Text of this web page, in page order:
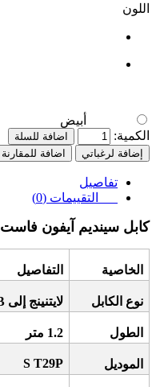
اللون
أبيض
الكمية:
اضافة للسلة
إضافة لرغباتي
اضافة للمقارنة
تفاصيل
التقييمات (0)
كابل سينديم آيفون فاست 1.2 متر موديل
الخاصية التفاصيل
نوع الكابل لايتنينج إلى USB
الطول 1.2 متر
الموديل S T29P